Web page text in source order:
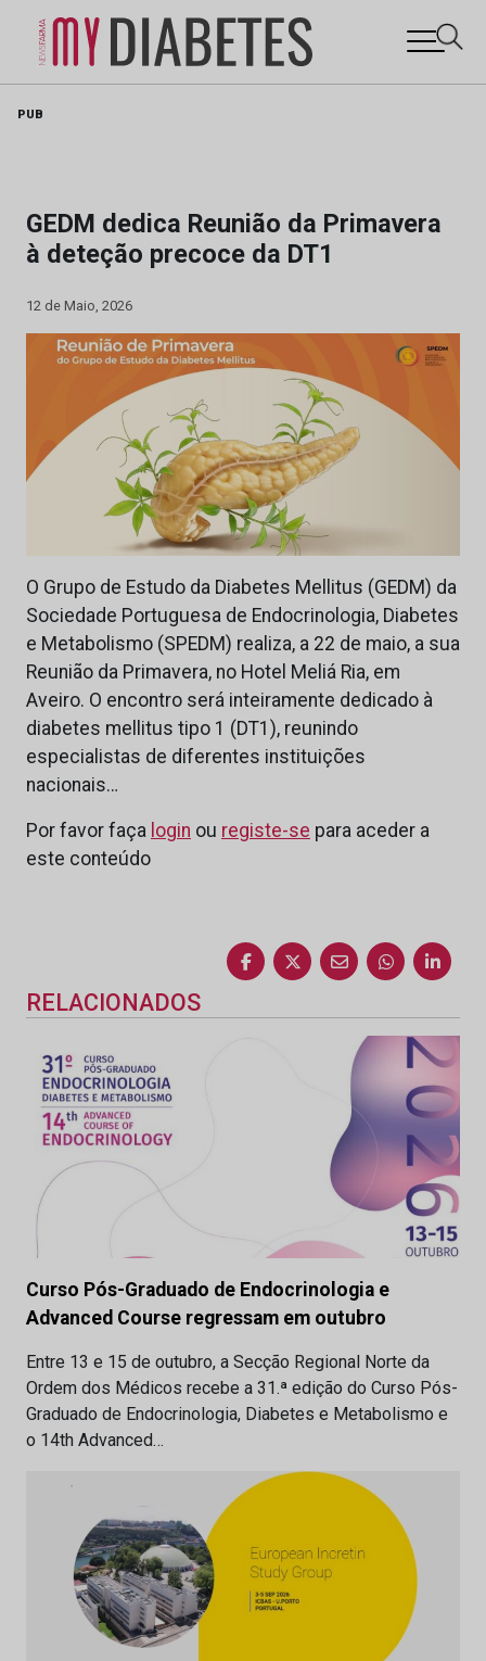
PUB
GEDM dedica Reunião da Primavera
à deteção precoce da DT1
12 de Maio, 2026
O Grupo de Estudo da Diabetes Mellitus (GEDM) da
Sociedade Portuguesa de Endocrinologia, Diabetes
e Metabolismo (SPEDM) realiza, a 22 de maio, a sua
Reunião da Primavera, no Hotel Meliá Ria, em
Aveiro. O encontro será inteiramente dedicado à
diabetes mellitus tipo 1 (DT1), reunindo
especialistas de diferentes instituições
nacionais…
Por favor faça login ou registe-se para aceder a
este conteúdo
RELACIONADOS
Curso Pós-Graduado de Endocrinologia e
Advanced Course regressam em outubro
Entre 13 e 15 de outubro, a Secção Regional Norte da
Ordem dos Médicos recebe a 31.ª edição do Curso Pós-
Graduado de Endocrinologia, Diabetes e Metabolismo e
o 14th Advanced…